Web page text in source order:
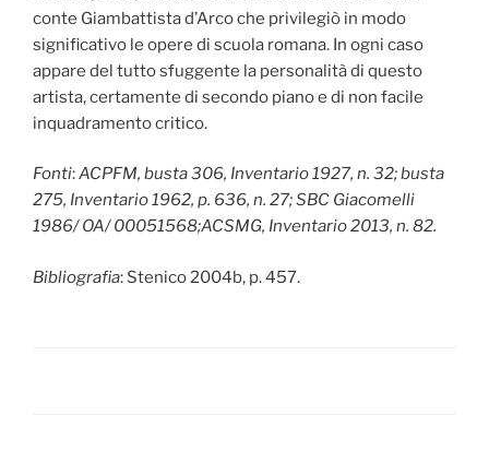
conte Giambattista d’Arco che privilegiò in modo
significativo le opere di scuola romana. In ogni caso
appare del tutto sfuggente la personalità di questo
artista, certamente di secondo piano e di non facile
inquadramento critico.
Fonti:ACPFM, busta 306, Inventario 1927, n. 32; busta
275, Inventario 1962, p. 636, n. 27; SBC Giacomelli
1986/ OA/ 00051568;ACSMG, Inventario 2013, n. 82.
Bibliografia: Stenico 2004b, p. 457.